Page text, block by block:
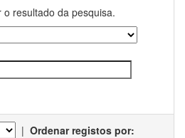
resultado da pesquisa.
| Ordenar registos por: